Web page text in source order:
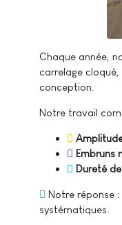
Chaque année,
carrelage
conception.
Notre travail
Embruns
Dureté de
Notre réponse
systématiques.